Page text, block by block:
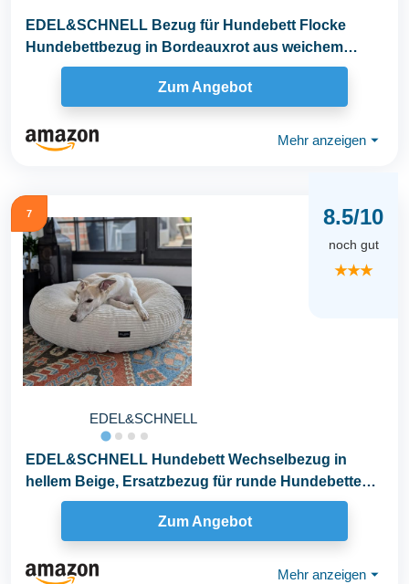
EDEL&SCHNELL Bezug für Hundebett Flocke
Hundebettbezug in Bordeauxrot aus weichem
Fleece...
Zum Angebot
Mehr anzeigen ⏷
7
EDEL&SCHNELL
8.5/10
noch gut
★★★
EDEL&SCHNELL Hundebett Wechselbezug in
hellem Beige, Ersatzbezug für runde Hundebetten
65 cm, Bezug...
Zum Angebot
Mehr anzeigen ⏷